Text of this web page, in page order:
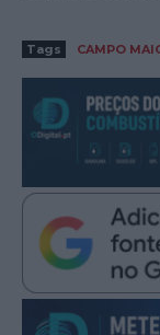
Tags CAMPO